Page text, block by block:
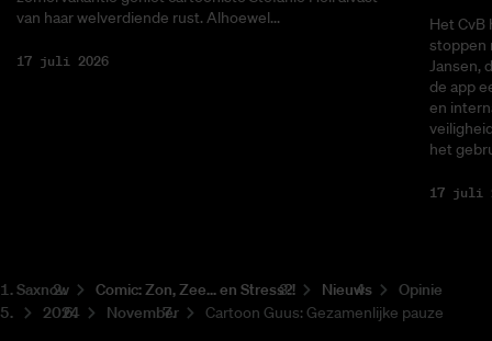
van haar welverdiende rust. Alhoewel...
17 juli 2026
Het CvB
stoppen
Jansen,
de app
en
het
17 juli
Saxnow Co­mic: Zon, Zee... en Stress?! Nieuws
Opinie
2024
November Cartoon Guus: Gezamenlijke pauze